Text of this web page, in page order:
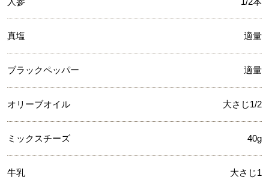
真塩 適量
ブラックペッパー 適量
オリーブオイル 大さじ1/2
ミックスチーズ 40g
牛乳 大さじ1